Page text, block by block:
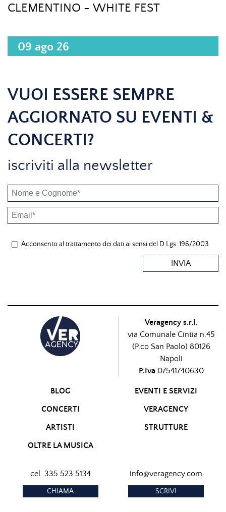
CLEMENTINO - WHITE FEST
09 ago 26
VUOI ESSERE SEMPRE
AGGIORNATO SU EVENTI &
CONCERTI?
iscriviti alla newsletter
Acconsento al trattamento dei dati ai sensi del D.Lgs. 196/2003
INVIA
Veragency s.r.l.
via Comunale Cintia n.45
(P.co San Paolo) 80126
Napoli
P.Iva 07541740630
BLOG
CONCERTI
ARTISTI
OLTRE LA MUSICA
EVENTI E SERVIZI
VERAGENCY
STRUTTURE
cel. 335 523 5134
CHIAMA
info@veragency.com
SCRIVI